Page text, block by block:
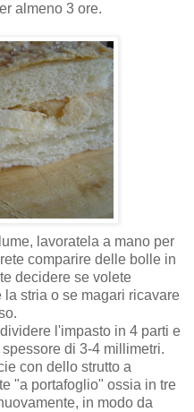
almeno 3 ore.
lavoratela a mano per
comparire delle bolle in
decidere se volete
stria o se magari ricavare
l'impasto in 4 parti e
di 3-4 millimetri.
con dello strutto a
"a portafoglio" ossia in tre
in modo da